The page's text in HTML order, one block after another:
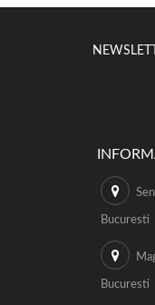
Bucuresti
Bucuresti